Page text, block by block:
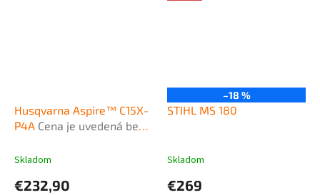
Husqvarna Aspire™ C15X-
P4A Cena je uvedená bez
Skladom
€232,90
–18 %
STIHL MS 180
Skladom
€269